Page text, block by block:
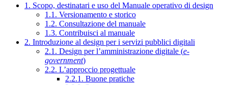
1. Scopo, destinatari e uso del Manuale operativo di design
1.1. Versionamento e storico
1.2. Consultazione del manuale
1.3. Contribuisci al manuale
2. Introduzione al design per i servizi pubblici digitali
2.1. Design per l’amministrazione digitale (e-
government)
2.2. L’approccio progettuale
2.2.1. Buone pratiche